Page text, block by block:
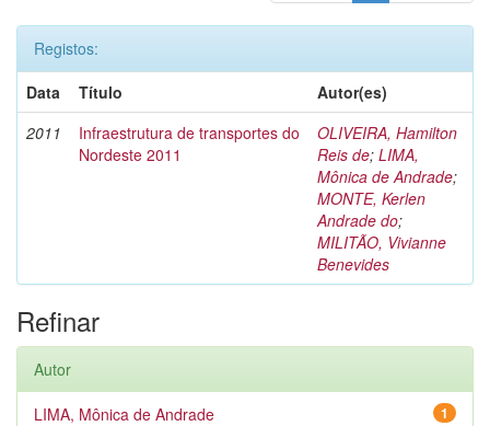
Registos:
Data
Título
Autor(es)
2011
Infraestrutura de transportes do
Nordeste 2011
OLIVEIRA, Hamilton
Reis de; LIMA,
Mônica de Andrade;
MONTE, Kerlen
Andrade do;
MILITÃO, Vivianne
Benevides
Refinar
Autor
1
LIMA, Mônica de Andrade